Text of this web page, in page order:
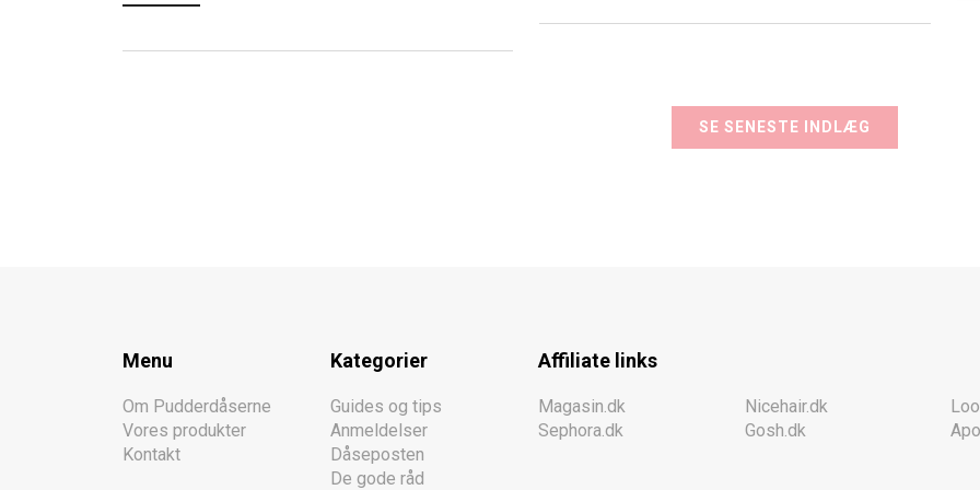
SE SENESTE INDLÆG
Menu
Om Pudderdåserne
Vores produkter
Kontakt
Kategorier
Guides og tips
Anmeldelser
Dåseposten
De gode råd
Affiliate links
Magasin.dk
Sephora.dk
Nicehair.dk
Gosh.dk